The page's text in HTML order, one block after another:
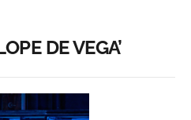
DE VEGA’